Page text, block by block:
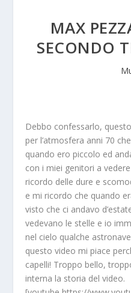
MAX
SECONDO
Debbo confessarlo,
per l’atmosfera anni 70
quando ero piccolo ed
con i miei genitori a
ricordo delle dure e
e mi ricordo che quando
visto che ci andavo
vedevano le stelle e io
nel cielo qualche
questo video mi piace
capelli! Troppo bello,
interna la storia del video.